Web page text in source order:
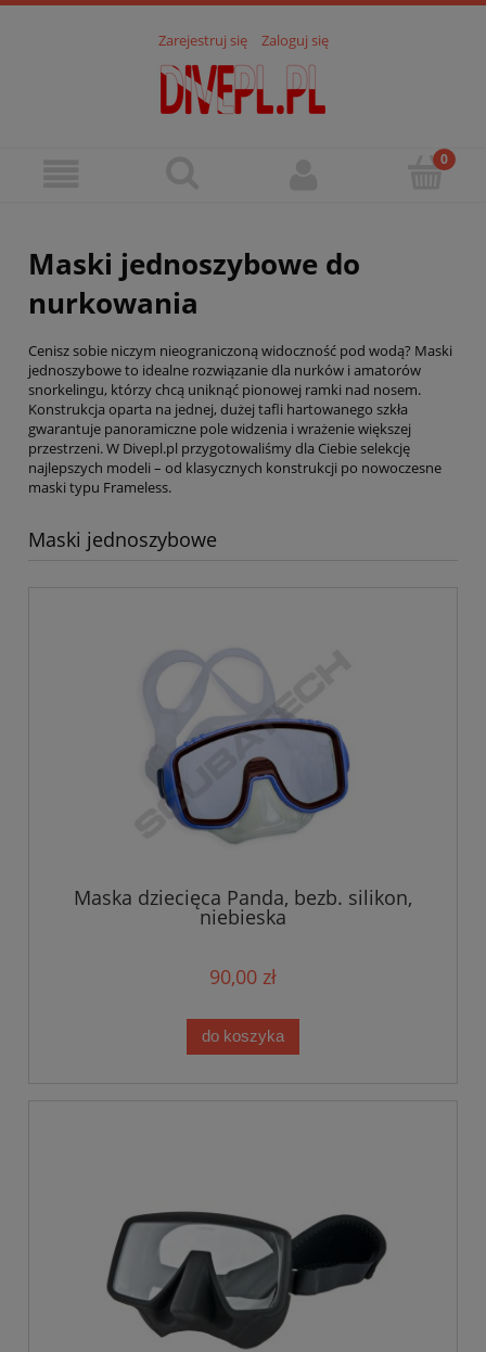
Zarejestruj się Zaloguj się
Maski jednoszybowe do
nurkowania
Cenisz sobie niczym nieograniczoną widoczność pod wodą? Maski
jednoszybowe to idealne rozwiązanie dla nurków i amatorów
snorkelingu, którzy chcą uniknąć pionowej ramki nad nosem.
Konstrukcja oparta na jednej, dużej tafli hartowanego szkła
gwarantuje panoramiczne pole widzenia i wrażenie większej
przestrzeni. W Divepl.pl przygotowaliśmy dla Ciebie selekcję
najlepszych modeli – od klasycznych konstrukcji po nowoczesne
maski typu Frameless.
Maski jednoszybowe
Maska dziecięca Panda, bezb. silikon,
niebieska
90,00 zł
do koszyka